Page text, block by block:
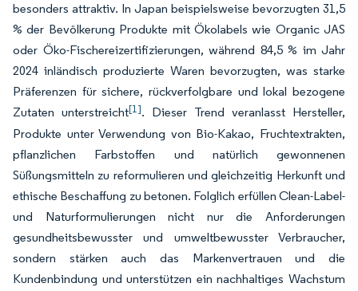
besonders attraktiv. In Japan beispielsweise bevorzugten 31,5
% der Bevölkerung Produkte mit Ökolabels wie Organic JAS
oder Öko-Fischereizertifizierungen, während 84,5 % im Jahr
2024 inländisch produzierte Waren bevorzugten, was starke
Präferenzen für sichere, rückverfolgbare und lokal bezogene
Zutaten unterstreicht[1]. Dieser Trend veranlasst Hersteller,
Produkte unter Verwendung von Bio-Kakao, Fruchtextrakten,
pflanzlichen Farbstoffen und natürlich gewonnenen
Süßungsmitteln zu reformulieren und gleichzeitig Herkunft und
ethische Beschaffung zu betonen. Folglich erfüllen Clean-Label-
und Naturformulierungen nicht nur die Anforderungen
gesundheitsbewusster und umweltbewusster Verbraucher,
sondern stärken auch das Markenvertrauen und die
Kundenbindung und unterstützen ein nachhaltiges Wachstum